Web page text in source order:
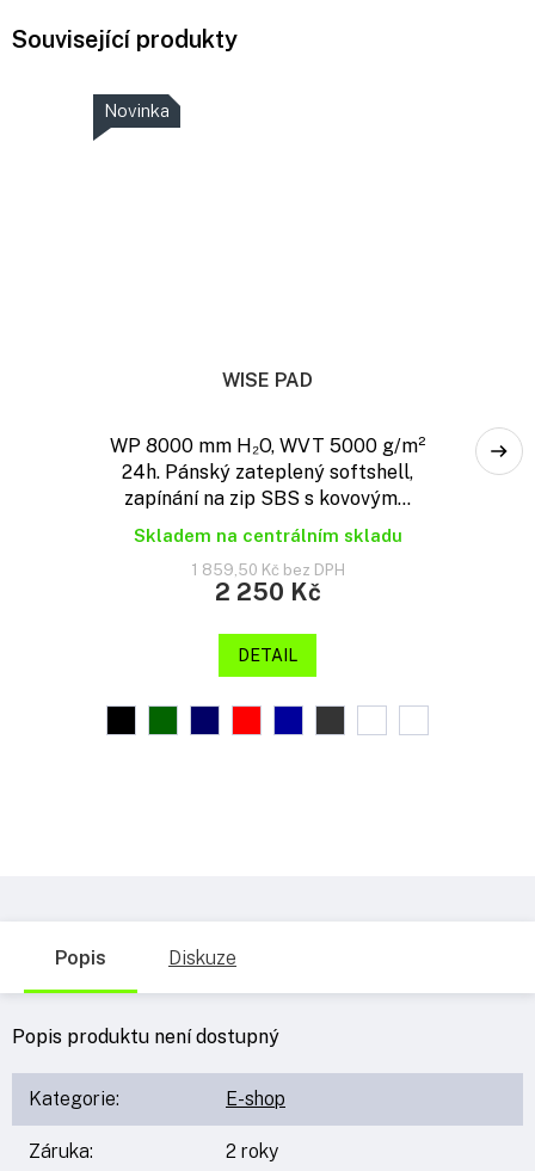
Související produkty
Novinka
WISE PAD
WP 8000 mm H₂O, WVT 5000 g/m²
24h. Pánský zateplený softshell,
zapínání na zip SBS s kovovým...
Skladem na centrálním skladu
1 859,50 Kč bez DPH
2 250 Kč
DETAIL
Popis Diskuze
Popis produktu není dostupný
Kategorie: E-shop
Záruka: 2 roky